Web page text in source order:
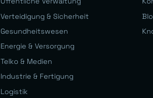
Verteidigung & Sicherheit
Gesundheitswesen
Energie & Versorgung
Telko & Medien
Industrie & Fertigung
Logistik